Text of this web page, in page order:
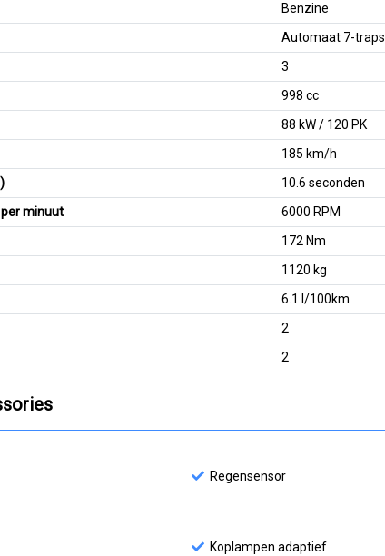
Benzine
Automaat 7-traps
3
998 cc
88 kW / 120 PK
185 km/h
10.6 seconden
minuut
6000 RPM
172 Nm
1120 kg
6.1 l/100km
2
2
Regensensor
Koplampen adaptief